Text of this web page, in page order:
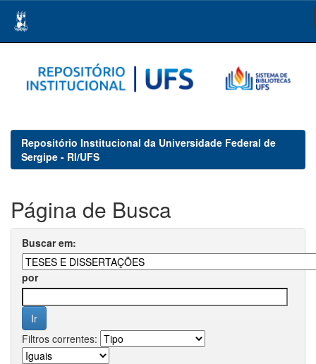
navigation
Repositório Institucional da Universidade Federal de
Sergipe - RI/UFS
Página de Busca
Buscar em:
por
Filtros correntes: